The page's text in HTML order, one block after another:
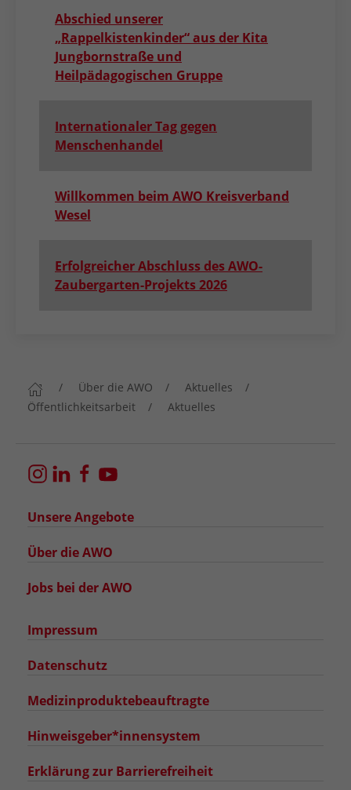
Abschied unserer
„Rappelkistenkinder“ aus der Kita
Jungbornstraße und
Heilpädagogischen Gruppe
Internationaler Tag gegen
Menschenhandel
Willkommen beim AWO Kreisverband
Wesel
Erfolgreicher Abschluss des AWO-
Zaubergarten-Projekts 2026
Über die AWO
Aktuelles
Öffentlichkeitsarbeit
Aktuelles
Unsere Angebote
Über die AWO
Jobs bei der AWO
Impressum
Datenschutz
Medizinproduktebeauftragte
Hinweisgeber*innensystem
Erklärung zur Barrierefreiheit